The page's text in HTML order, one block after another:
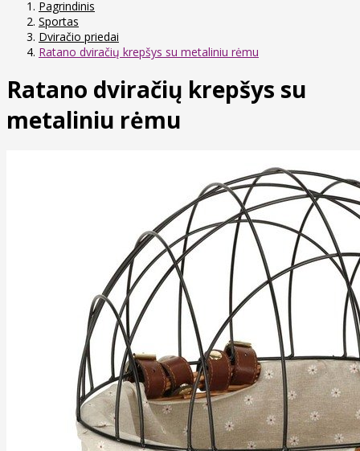
Pagrindinis
Sportas
Dviračio priedai
Ratano dviračių krepšys su metaliniu rėmu
Ratano dviračių krepšys su
metaliniu rėmu